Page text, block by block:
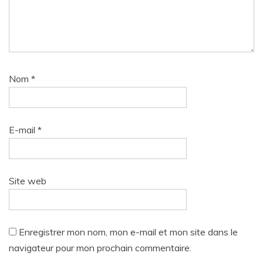
Nom *
E-mail *
Site web
Enregistrer mon nom, mon e-mail et mon site dans le
navigateur pour mon prochain commentaire.